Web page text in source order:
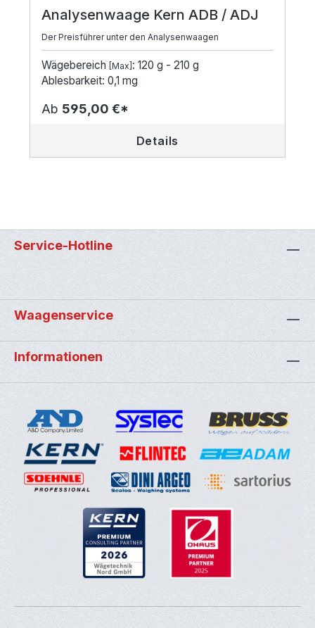
Analysenwaage Kern ADB / ADJ
Der Preisführer unter den Analysenwaagen
Wägebereich [Max] : 120 g - 210 g
Ablesbarkeit: 0,1 mg
Ab 595,00 €*
Details
Service-Hotline
Waagenservice
Informationen